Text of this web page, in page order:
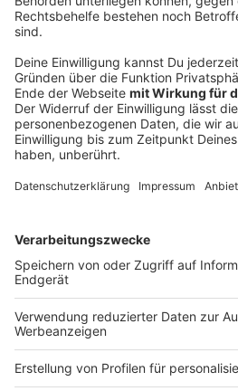
Antwort: Tenzing Norgay
Popband The Bee Gees sind
Antwort: Maurice und
Gerhard Krammer:Welcher
erbaute als diplomierter
Zürich? Richtige Antwort:
Maria Wienströer:
und 1962 den
mehr als die Hälfte der
Körpers aus? Richtige
mythologischen König
hineingestürzt haben soll?
Ralf Schnoor: Wie heißt die